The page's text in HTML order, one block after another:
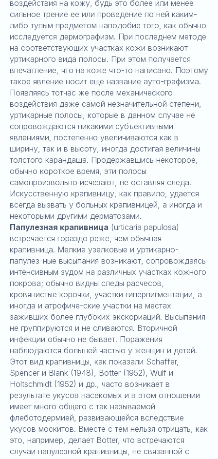
воздействия на кожу, будь это более или менее
сильное трение ее или проведение по ней каким-
либо тупым предметом наподобие того, как обычно
исследуется дермографизм. При последнем методе
на соответствующих участках кожи возникают
уртикарного вида полосы. При этом получается
впечатление, что на коже что-то написано. Поэтому
такое явление носит еще название ауто-графизма.
Появляясь тотчас же после механического
воздействия даже самой незначительной степени,
уртикарные полосы, которые в данном случае не
сопровождаются никакими субъективными
явлениями, постепенно увеличиваются как в
ширину, так и в высоту, иногда достигая величины
толстого карандаша. Продержавшись некоторое,
обычно короткое время, эти полосы
самопроизвольно исчезают, не оставляя следа.
Искусственную крапивницу, как правило, удается
всегда вызвать у больных крапивницей, а иногда и
некоторыми другими дерматозами.
Папулезная крапивница (urticaria papulosa)
встречается гораздо реже, чем обычная
крапивница. Мелкие узелковые и уртикарно-
папулез-ные высыпания возникают, сопровождаясь
интенсивным зудом на различных участках кожного
покрова; обычно видны следы расчесов,
кровянистые корочки, участки гиперпигментации, а
иногда и атрофиче-ские участки на местах
заживших более глубоких экскориаций. Высыпания
не группируются и не сливаются. Вторичной
инфекции обычно не бывает. Поражения
наблюдаются большей частью у женщин и детей.
Этот вид крапивницы, как показали Schaffer,
Spencer и Blank (1948), Botter (1952), Wulf и
Holtschmidt (1952) и др., часто возникает в
результате укусов насекомых и в этом отношении
имеет много общего с так называемой
флеботодермией, развивающейся вследствие
укусов москитов. Вместе с тем нельзя отрицать, как
это, например, делает Botter, что встречаются
случаи папулезной крапивницы, не связанной с